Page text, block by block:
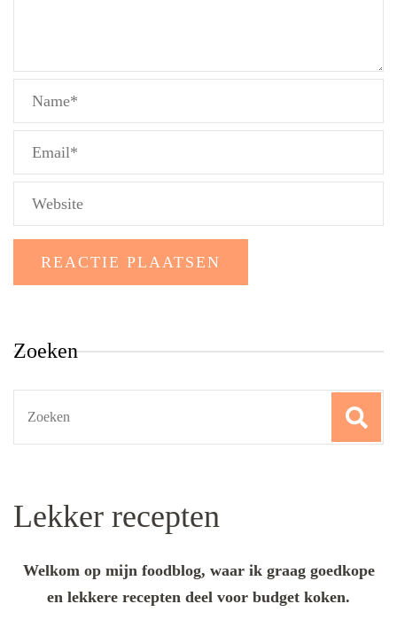
Zoeken
Lekker recepten
Welkom op mijn foodblog, waar ik graag goedkope
en lekkere recepten deel voor budget koken.